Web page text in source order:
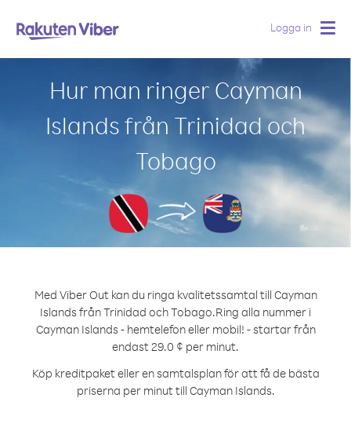
Logga in
Hur man ringer Cayman
Islands från Trinidad och
Tobago
Med Viber Out kan du ringa kvalitetssamtal till Cayman
Islands från Trinidad och Tobago.Ring alla nummer i
Cayman Islands - hemtelefon eller mobil! - startar från
endast 29.0 ¢ per minut.
Köp kreditpaket eller en samtalsplan för att få de bästa
priserna per minut till Cayman Islands.